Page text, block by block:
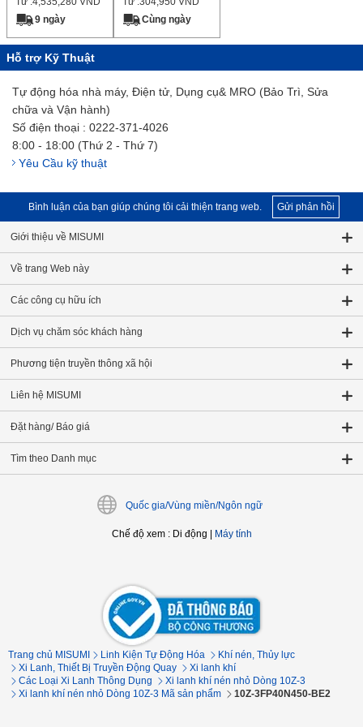
9 ngày
Cùng ngày
Hỗ trợ Kỹ Thuật
Tự động hóa nhà máy, Điện tử, Dụng cụ& MRO (Bảo Trì, Sửa
chữa và Vận hành)
Số điện thoại : 0222-371-4026
8:00 - 18:00 (Thứ 2 - Thứ 7)
Yêu Cầu kỹ thuật
Bình luận của bạn giúp chúng tôi cải thiện trang web. Gửi phản hồi
Giới thiệu về MISUMI
Về trang Web này
Các công cụ hữu ích
Dịch vụ chăm sóc khách hàng
Phương tiện truyền thông xã hội
Liên hệ MISUMI
Đặt hàng/ Báo giá
Tìm theo Danh mục
Quốc gia/Vùng miền/Ngôn ngữ
Chế độ xem: Di động Máy tính
Trang chủ MISUMI Linh Kiện Tự Động Hóa
Khí nén, Thủy lực
Xi Lanh, Thiết Bị Truyền Động Quay
Xi lanh khí
Các Loại Xi Lanh Thông Dụng
Xi lanh khí nén nhỏ Dòng 10Z-3
Xi lanh khí nén nhỏ Dòng 10Z-3 Mã sản phẩm
10Z-3FP40N450-BE2